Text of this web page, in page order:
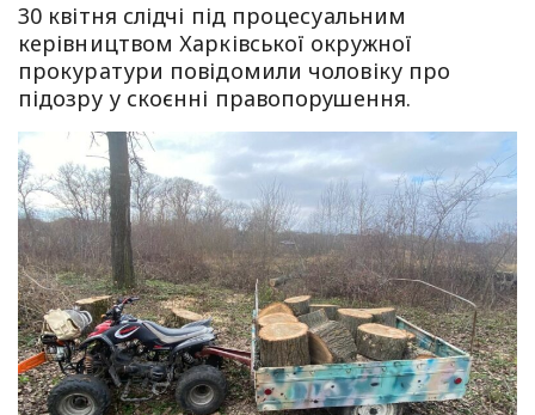
30 квітня слідчі під процесуальним
керівництвом Харківської окружної
прокуратури повідомили чоловіку про
підозру у скоєнні правопорушення.